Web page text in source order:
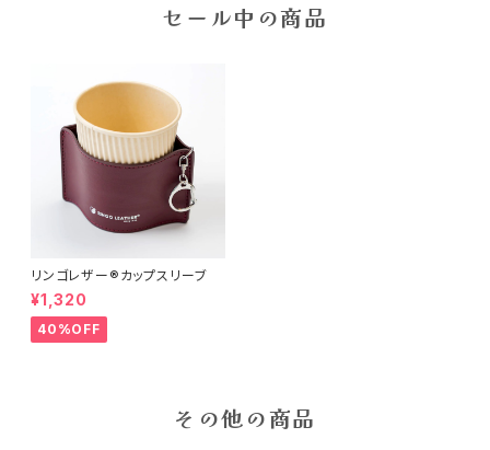
セール中の商品
リンゴレザー®︎カップスリーブ
¥1,320
40%OFF
その他の商品